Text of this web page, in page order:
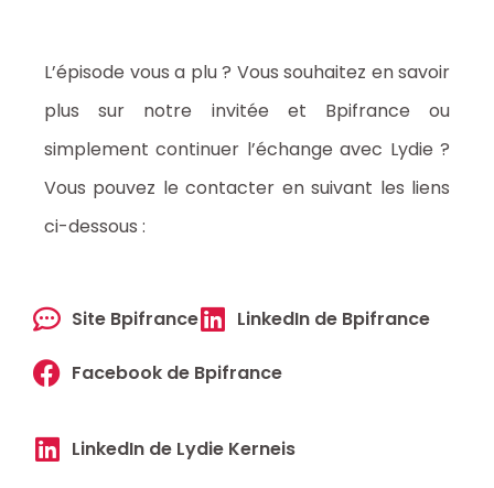
L’épisode vous a plu ? Vous souhaitez en savoir
plus sur notre invitée et Bpifrance ou
simplement continuer l’échange avec Lydie ?
Vous pouvez le contacter en suivant les liens
ci-dessous :
Site Bpifrance LinkedIn de Bpifrance
Facebook de Bpifrance
LinkedIn de Lydie Kerneis